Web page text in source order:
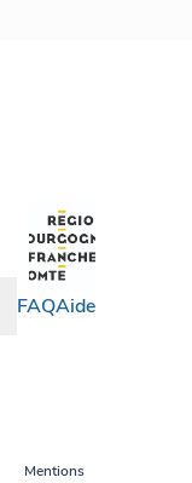
FAQAide
Mentions